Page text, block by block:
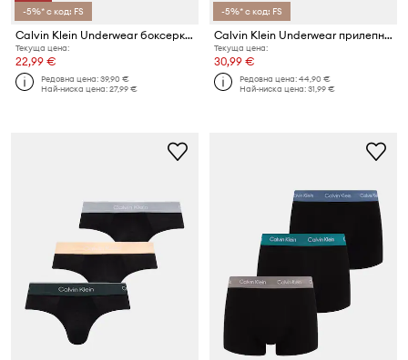
-5%* с код: FS
Calvin Klein Underwear боксерки мъжки от памук
Текуща цена:
22,99 €
Редовна цена:39,90 €
Най-ниска цена:27,99 €
-5%* с код: FS
Calvin Klein Underwear прилепнали боксерки мъжки 3 броя
Текуща цена:
30,99 €
Редовна цена:44,90 €
Най-ниска цена:31,99 €